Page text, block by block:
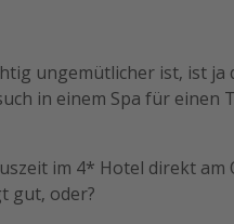
ungemütlicher ist, ist ja
in einem Spa für einen
im 4* Hotel direkt
gut, oder?